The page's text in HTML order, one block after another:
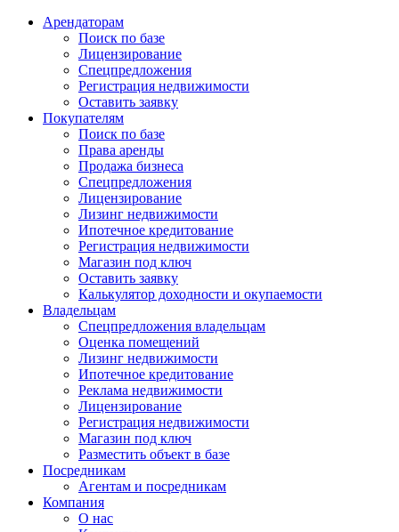
Арендаторам
Поиск по базе
Лицензирование
Спецпредложения
Регистрация недвижимости
Оставить заявку
Покупателям
Поиск по базе
Права аренды
Продажа бизнеса
Спецпредложения
Лицензирование
Лизинг недвижимости
Ипотечное кредитование
Регистрация недвижимости
Магазин под ключ
Оставить заявку
Калькулятор доходности и окупаемости
Владельцам
Спецпредложения владельцам
Оценка помещений
Лизинг недвижимости
Ипотечное кредитование
Реклама недвижимости
Лицензирование
Регистрация недвижимости
Магазин под ключ
Разместить объект в базе
Посредникам
Агентам и посредникам
Компания
О нас